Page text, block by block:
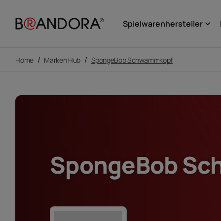
Spielwarenhersteller keyboard_arrow_down
Home / Marken Hub / SpongeBob Schwammkopf
SpongeBob